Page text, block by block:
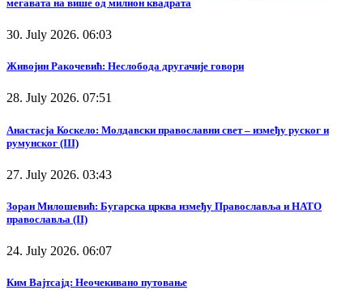
мегавата на више од милион квадрата
30. July 2026. 06:03
Живојин Ракочевић: Неслобода другачије говори
28. July 2026. 07:51
Анастасја Коскело: Молдавски православни свет – између руског и
румунског (III)
27. July 2026. 03:43
Зоран Милошевић: Бугарска црква између Православља и НАТО
православља (II)
24. July 2026. 06:07
Ким Вајтсајд: Неочекивано путовање